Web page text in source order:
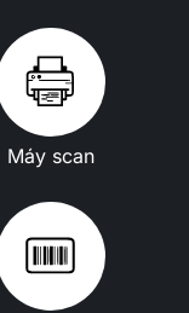
Máy scan